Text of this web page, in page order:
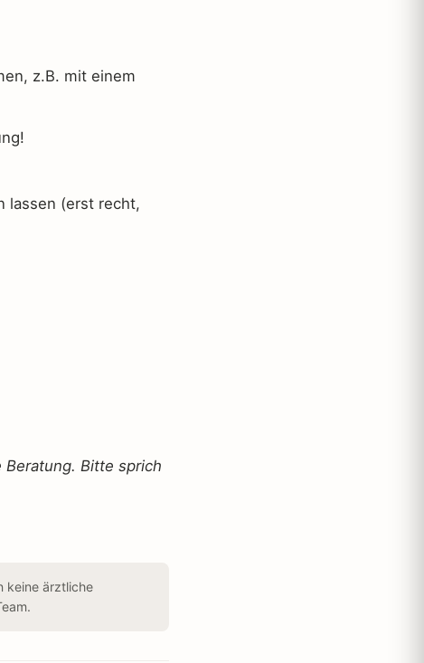
z.B. mit einem
lassen (erst recht,
Bitte sprich
keine ärztliche